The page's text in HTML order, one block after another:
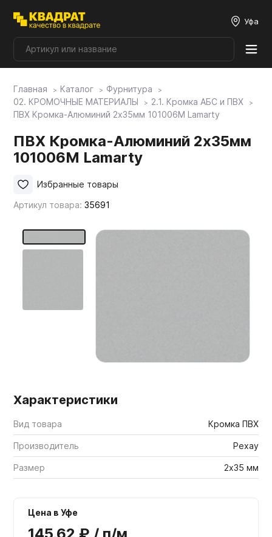
Уфа
Плитные материалы
Мой ЭГГЕР
Фасады
Главная Каталог
Фурнитура
02. КРОМОЧНЫЕ МАТЕРИАЛЫ
2.1. Кромка АБС и ПВХ
ПВХ Кромка-Алюминий 2х35мм 101006М Lamarty
ПВХ Кромка-Алюминий 2х35мм
101006М Lamarty
Артикул товара:35691
Избранные товары
Характеристики
Вид товара Кромка ПВХ
Производитель Рехау
Размер 2х35 мм
Цена в Уфе